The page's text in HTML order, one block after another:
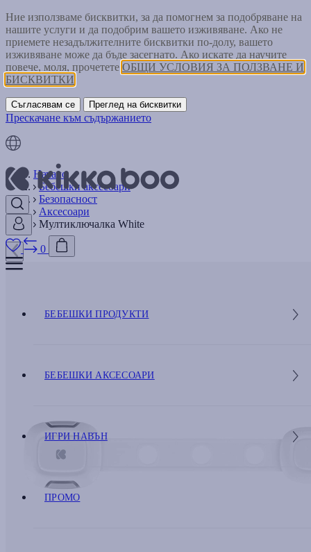
Ние използваме бисквитки, за да помогнем за подобряване на
нашите услуги и да подобрим вашето изживяване. Ако не
приемете незадължителните бисквитки по-долу, вашето
изживяване може да бъде засегнато. Ако искате да научите
повече, моля, прочетете ОБЩИ УСЛОВИЯ ЗА ПОЛЗВАНЕ И
БИСКВИТКИ
Съгласявам се Преглед на бисквитки
Прескачане към съдържанието
0
БЕБЕШКИ ПРОДУКТИ
БЕБЕШКИ АКСЕСОАРИ
ИГРИ НАВЪН
ПРОМО
Начало
Бебешки аксесоари
Безопасност
Аксесоари
Мултиключалка White